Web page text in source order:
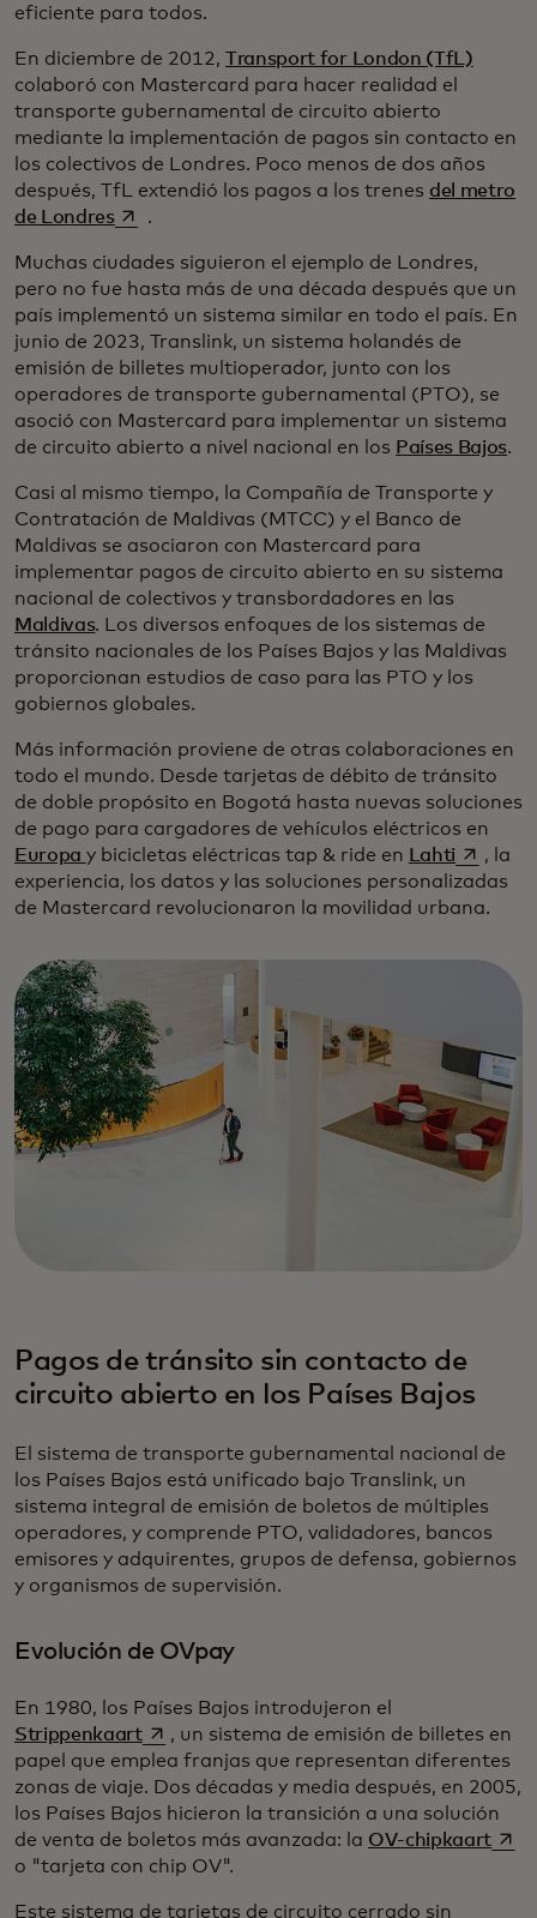
eficiente para todos.
En diciembre de 2012, Transport for London (TfL)
colaboró con Mastercard para hacer realidad el
transporte gubernamental de circuito abierto
mediante la implementación de pagos sin contacto en
los colectivos de Londres. Poco menos de dos años
después, TfL extendió los pagos a los trenes del metro
de Londresse abre en una pestaña nueva
.
Muchas ciudades siguieron el ejemplo de Londres,
pero no fue hasta más de una década después que un
país implementó un sistema similar en todo el país. En
junio de 2023, Translink, un sistema holandés de
emisión de billetes multioperador, junto con los
operadores de transporte gubernamental (PTO), se
asoció con Mastercard para implementar un sistema
de circuito abierto a nivel nacional en los Países Bajos.
Casi al mismo tiempo, la Compañía de Transporte y
Contratación de Maldivas (MTCC) y el Banco de
Maldivas se asociaron con Mastercard para
implementar pagos de circuito abierto en su sistema
nacional de colectivos y transbordadores en las
Maldivas. Los diversos enfoques de los sistemas de
tránsito nacionales de los Países Bajos y las Maldivas
proporcionan estudios de caso para las PTO y los
gobiernos globales.
Más información proviene de otras colaboraciones en
todo el mundo. Desde tarjetas de débito de tránsito
de doble propósito en Bogotá hasta nuevas soluciones
de pago para cargadores de vehículos eléctricos en
Europa y bicicletas eléctricas tap & ride en Lahti se abre
, la
experiencia, los datos y las soluciones personalizadas
de Mastercard revolucionaron la movilidad urbana.
Pagos de tránsito sin contacto de
circuito abierto en los Países Bajos
El sistema de transporte gubernamental nacional de
los Países Bajos está unificado bajo Translink, un
sistema integral de emisión de boletos de múltiples
operadores, y comprende PTO, validadores, bancos
emisores y adquirentes, grupos de defensa, gobiernos
y organismos de supervisión.
Evolución de OVpay
En 1980, los Países Bajos introdujeron el
Strippenkaartse abre en una pestaña nueva
, un sistema de emisión de billetes en
papel que emplea franjas que representan diferentes
zonas de viaje. Dos décadas y media después, en 2005,
los Países Bajos hicieron la transición a una solución
de venta de boletos más avanzada: la OV-chipkaartse
o "tarjeta con chip OV".
Este sistema de tarjetas de circuito cerrado sin